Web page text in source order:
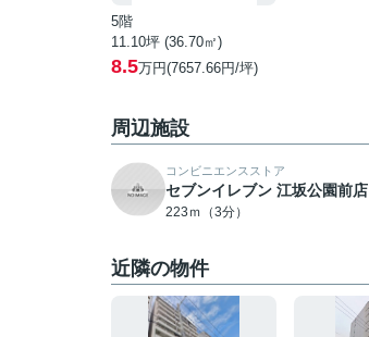
5階
11.10坪 (36.70㎡)
8.5万円(7657.66円/坪)
周辺施設
コンビニエンスストア
セブンイレブン 江坂公園前店
223ｍ（3分）
近隣の物件